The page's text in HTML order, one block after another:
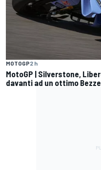
MOTOGP2 h
MotoGP | Silverstone,
davanti ad un ottimo